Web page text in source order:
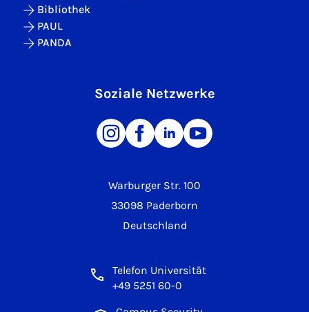
Warburger Str. 100
33098 Paderborn
Deutschland
Telefon Universität
+49 5251 60-0
Bibliothek
PAUL
PANDA
Soziale Netzwerke